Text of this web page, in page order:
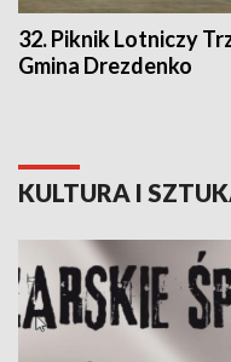
32. Piknik Lotniczy
Gmina Drezdenko
KULTURA I